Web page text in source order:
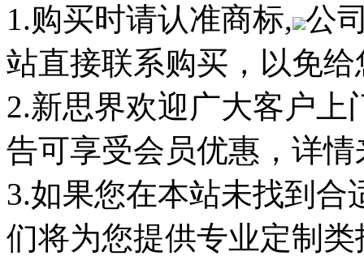
1.购买时请认准商标, 公
站直接联系购买，以免
2.新思界欢迎广大客户
告可享受会员优惠，详
3.如果您在本站未找到
们将为您提供专业定制类